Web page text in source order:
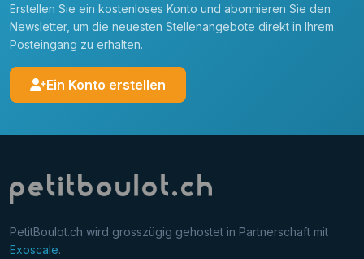
Erstellen Sie ein kostenloses Konto und abonnieren Sie den
Newsletter, um die neuesten Stellenangebote direkt in Ihrem
Posteingang zu erhalten.
Ein Konto erstellen
PetitBoulot.ch wird grosszügig gehostet in Partnerschaft mit
Exoscale.